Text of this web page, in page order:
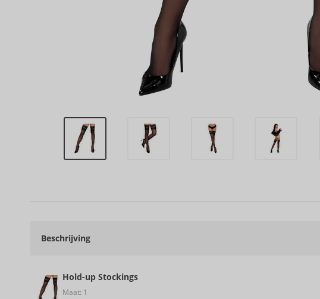
Beschrijving
Hold-up Stockings
Maat: 1